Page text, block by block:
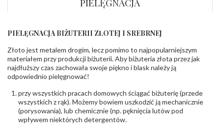
INNE PARAMETRY
odpowiedzialny:
6850004631; tel.13 44 56 100;
biuro@obraczki.pl,PZ Stelmach Sp. z o.o. ul.
Północna 22 45-805 Opole; NIP 7542889545;
Tel. +48 77 54 90 100; biuro@stelmach.pl
- rodzaj
ostrzeżenia:
, Elementy w wyrobie wykonane z białego złota
zawierają nikiel
PIELĘGNACJA BIŻUTERII ZŁOTEJ I SREBRNEJ
Złoto jest metalem drogim, lecz pomimo to najpopularniejszym
materiałem przy produkcji biżuterii. Aby biżuteria złota przez jak
najdłuższy czas zachowała swoje piękno i blask należy ją
odpowiednio pielęgnować!
przy wszystkich pracach domowych ściągać biżuterię (przede
wszystkich z rąk). Możemy bowiem uszkodzić ją mechanicznie
(porysowania), lub chemicznie (np. pęknięcia lutów pod
wpływem niektórych detergentów.